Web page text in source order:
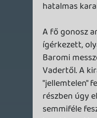
utalásokkal).
ignorálták az
mondom, hogy azok
de bizonyos részeit
azoknak is.
kiső
2015.12.29
2015.12.29